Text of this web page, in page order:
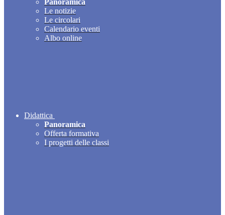
Panoramica
Le notizie
Le circolari
Calendario eventi
Albo online
Didattica
Panoramica
Offerta formativa
I progetti delle classi